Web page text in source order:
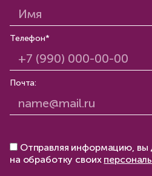
Телефон*
Почта:
Отправляя информацию, вы
на обработку своих